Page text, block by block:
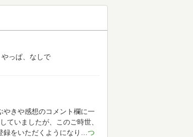
っぱ、なしで
やきや感想のコメント欄に一
ていましたが、このご時世、
をいただくようになり